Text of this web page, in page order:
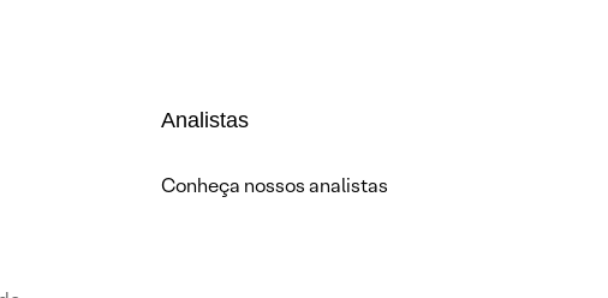
Analistas
Conheça nossos analistas